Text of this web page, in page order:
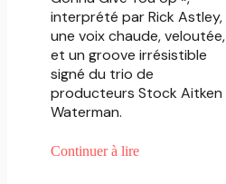
interprété par Rick Astley,
une voix chaude, veloutée,
et un groove irrésistible
signé du trio de
producteurs Stock Aitken
Waterman.
Continuer à lire